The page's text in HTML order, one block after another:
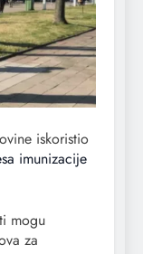
iskoristio
imunizacije
mogu
za